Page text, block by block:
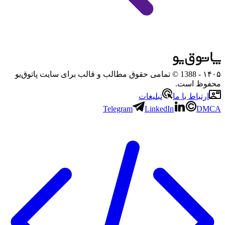
۱۴۰۵
- 1388 © تمامی حقوق مطالب و قالب برای سایت پاتوق‌یو
محفوظ است.
ارتباط با ما
تبلیغات
Telegram
LinkedIn DMCA